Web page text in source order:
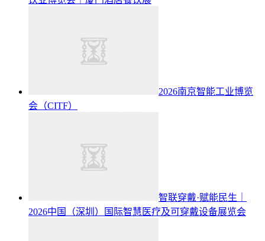
2026南京智能工业博览
会（CITF）
智联穿戴·赋能民生｜
2026中国（深圳）国际智慧医疗及可穿戴设备展览会